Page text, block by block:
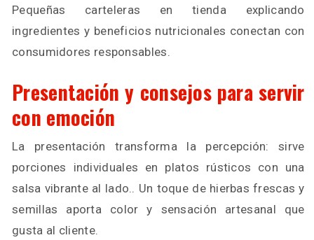
Pequeñas carteleras en tienda explicando
ingredientes y beneficios nutricionales conectan con
consumidores responsables.
Presentación y consejos para servir
con emoción
La presentación transforma la percepción: sirve
porciones individuales en platos rústicos con una
salsa vibrante al lado.. Un toque de hierbas frescas y
semillas aporta color y sensación artesanal que
gusta al cliente.